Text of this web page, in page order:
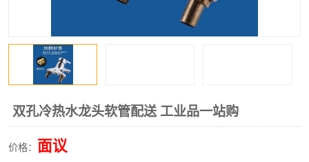
双孔冷热水龙头软管配送 工业品一站购
价格： 面议